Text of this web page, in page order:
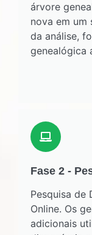
árvore
nova em um
da análise,
genealógica
Fase 2 -
Pesquisa de
Online. Os
adicionais